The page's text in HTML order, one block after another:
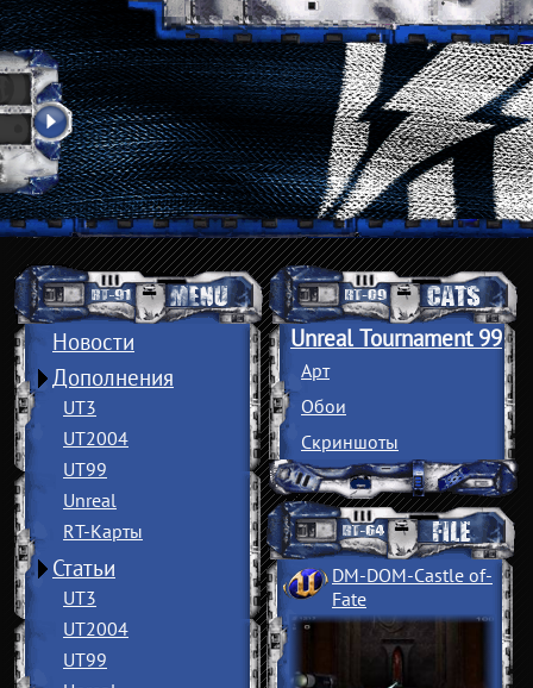
Новости
Дополнения
UT3
UT2004
UT99
Unreal
RT-Карты
Статьи
UT3
UT2004
UT99
Unreal Tournament 99
Арт
Обои
Скриншоты
DM-DOM-Castle of­
Fate